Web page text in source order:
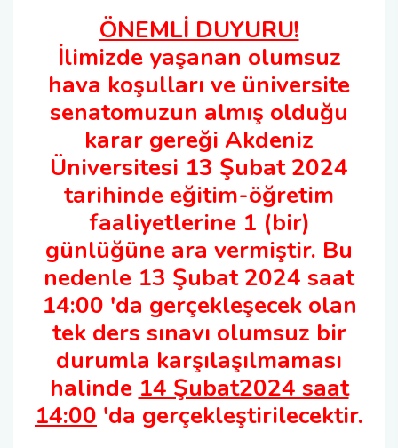
ÖNEMLİ DUYURU!
İlimizde yaşanan olumsuz
hava koşulları ve üniversite
senatomuzun almış olduğu
karar gereği Akdeniz
Üniversitesi 13 Şubat 2024
tarihinde eğitim-öğretim
faaliyetlerine 1 (bir)
günlüğüne ara vermiştir. Bu
nedenle 13 Şubat 2024 saat
14:00 'da gerçekleşecek olan
tek ders sınavı olumsuz bir
durumla karşılaşılmaması
halinde 14 Şubat2024 saat
14:00 'da gerçekleştirilecektir.
Ulaştırma Hizmetleri Bölümü
Yönetim ve Organizasyon Bölümü